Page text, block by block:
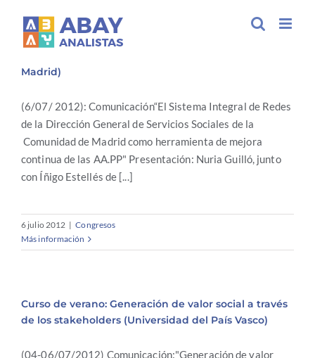
contenidoI Congreso en Gobernanza y Asuntos Públicos
Madrid)
(6/07/ 2012): Comunicación“El Sistema Integral de Redes
de la Dirección General de Servicios Sociales de la
Comunidad de Madrid como herramienta de mejora
continua de las AA.PP" Presentación: Nuria Guilló, junto
con Íñigo Estellés de [...]
6 julio 2012 | Congresos
Más información
Curso de verano: Generación de valor social a través
de los stakeholders (Universidad del País Vasco)
(04-06/07/2012) Comunicación:"Generación de valor